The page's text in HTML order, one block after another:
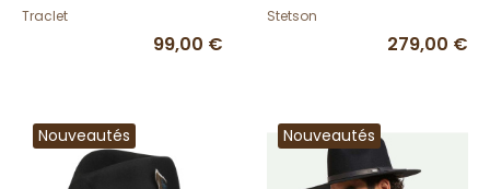
Oreilles Pliable &
Imperméable - Traclet
Traclet
99,00 €
Marron - Stetson
Stetson
279,00 €
Nouveautés Nouveautés